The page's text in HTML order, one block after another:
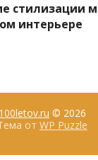
стилизации
интерьере
100letov.ru © 2026
от WP Puzzle